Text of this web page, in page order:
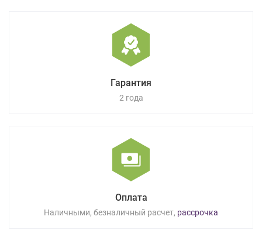
Гарантия
2 года
Оплата
Наличными, безналичный расчет, рассрочка